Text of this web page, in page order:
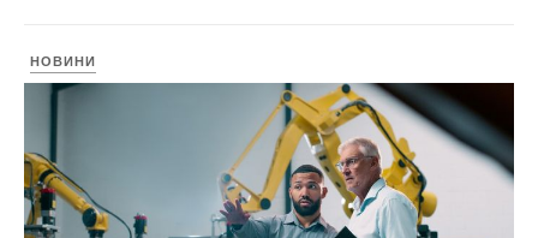
НОВИНИ